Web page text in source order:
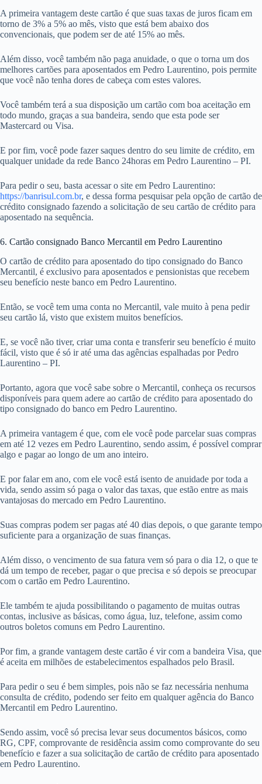
A primeira vantagem deste cartão é que suas taxas de juros ficam em
torno de 3% a 5% ao mês, visto que está bem abaixo dos
convencionais, que podem ser de até 15% ao mês.
Além disso, você também não paga anuidade, o que o torna um dos
melhores cartões para aposentados em Pedro Laurentino, pois permite
que você não tenha dores de cabeça com estes valores.
Você também terá a sua disposição um cartão com boa aceitação em
todo mundo, graças a sua bandeira, sendo que esta pode ser
Mastercard ou Visa.
E por fim, você pode fazer saques dentro do seu limite de crédito, em
qualquer unidade da rede Banco 24horas em Pedro Laurentino – PI.
Para pedir o seu, basta acessar o site em Pedro Laurentino:
https://banrisul.com.br, e dessa forma pesquisar pela opção de cartão de
crédito consignado fazendo a solicitação de seu cartão de crédito para
aposentado na sequência.
6. Cartão consignado Banco Mercantil em Pedro Laurentino
O cartão de crédito para aposentado do tipo consignado do Banco
Mercantil, é exclusivo para aposentados e pensionistas que recebem
seu benefício neste banco em Pedro Laurentino.
Então, se você tem uma conta no Mercantil, vale muito à pena pedir
seu cartão lá, visto que existem muitos benefícios.
E, se você não tiver, criar uma conta e transferir seu benefício é muito
fácil, visto que é só ir até uma das agências espalhadas por Pedro
Laurentino – PI.
Portanto, agora que você sabe sobre o Mercantil, conheça os recursos
disponíveis para quem adere ao cartão de crédito para aposentado do
tipo consignado do banco em Pedro Laurentino.
A primeira vantagem é que, com ele você pode parcelar suas compras
em até 12 vezes em Pedro Laurentino, sendo assim, é possível comprar
algo e pagar ao longo de um ano inteiro.
E por falar em ano, com ele você está isento de anuidade por toda a
vida, sendo assim só paga o valor das taxas, que estão entre as mais
vantajosas do mercado em Pedro Laurentino.
Suas compras podem ser pagas até 40 dias depois, o que garante tempo
suficiente para a organização de suas finanças.
Além disso, o vencimento de sua fatura vem só para o dia 12, o que te
dá um tempo de receber, pagar o que precisa e só depois se preocupar
com o cartão em Pedro Laurentino.
Ele também te ajuda possibilitando o pagamento de muitas outras
contas, inclusive as básicas, como água, luz, telefone, assim como
outros boletos comuns em Pedro Laurentino.
Por fim, a grande vantagem deste cartão é vir com a bandeira Visa, que
é aceita em milhões de estabelecimentos espalhados pelo Brasil.
Para pedir o seu é bem simples, pois não se faz necessária nenhuma
consulta de crédito, podendo ser feito em qualquer agência do Banco
Mercantil em Pedro Laurentino.
Sendo assim, você só precisa levar seus documentos básicos, como
RG, CPF, comprovante de residência assim como comprovante do seu
benefício e fazer a sua solicitação de cartão de crédito para aposentado
em Pedro Laurentino.